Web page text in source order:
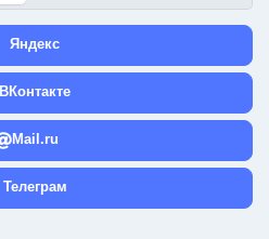
Яндекс
ВКонтакте
Mail.ru
Телеграм